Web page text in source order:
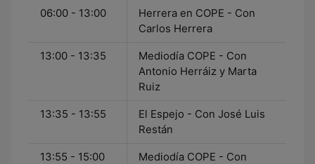
06:00 - 13:00
Herrera en COPE - Con
Carlos Herrera
13:00 - 13:35
Mediodía COPE - Con
Antonio Herráiz y Marta
Ruiz
13:35 - 13:55
El Espejo - Con José Luis
Restán
13:55 - 15:00
Mediodía COPE - Con